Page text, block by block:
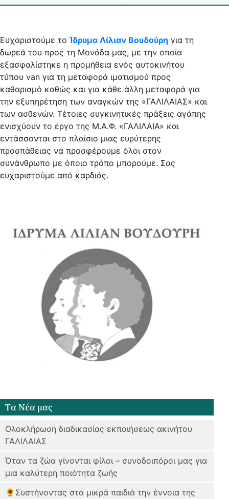
Ευχαριστούμε το Ίδρυμα Λίλιαν Βουδούρη για τη
δωρεά του προς τη Μονάδα μας, με την οποία
εξασφαλίστηκε η προμήθεια ενός αυτοκινήτου
τύπου van για τη μεταφορά ιματισμού προς
καθαρισμό καθώς και για κάθε άλλη μεταφορά για
την εξυπηρέτηση των αναγκών της «ΓΑΛΙΛΑΙΑΣ» και
των ασθενών. Τέτοιες συγκινητικές πράξεις αγάπης
ενισχύουν το έργο της Μ.Α.Φ. «ΓΑΛΙΛΑΙΑ» και
εντάσσονται στο πλαίσιο μιας ευρύτερης
προσπάθειας να προσφέρουμε όλοι στον
συνάνθρωπο με όποιο τρόπο μπορούμε. Σας
ευχαριστούμε από καρδιάς.
Tα Νέα μας
Ολοκλήρωση διαδικασίας εκποιήσεως ακινήτου
ΓΑΛΙΛΑΙΑΣ
Όταν τα ζώα γίνονται φίλοι – συνοδοιπόροι μας για
μια καλύτερη ποιότητα ζωής
🌻Συστήνοντας στα μικρά παιδιά την έννοια της